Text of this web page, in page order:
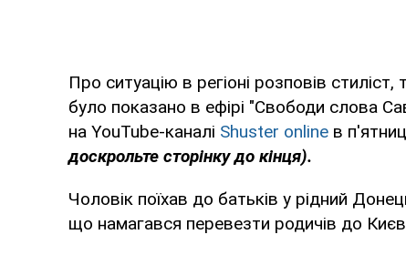
Про ситуацію в регіоні розповів стиліст,
було показано в ефірі "Свободи слова
на YouTube-каналі Shuster online в
доскрольте сторінку до кінця).
Чоловік поїхав до батьків у рідний
що намагався перевезти родичів до